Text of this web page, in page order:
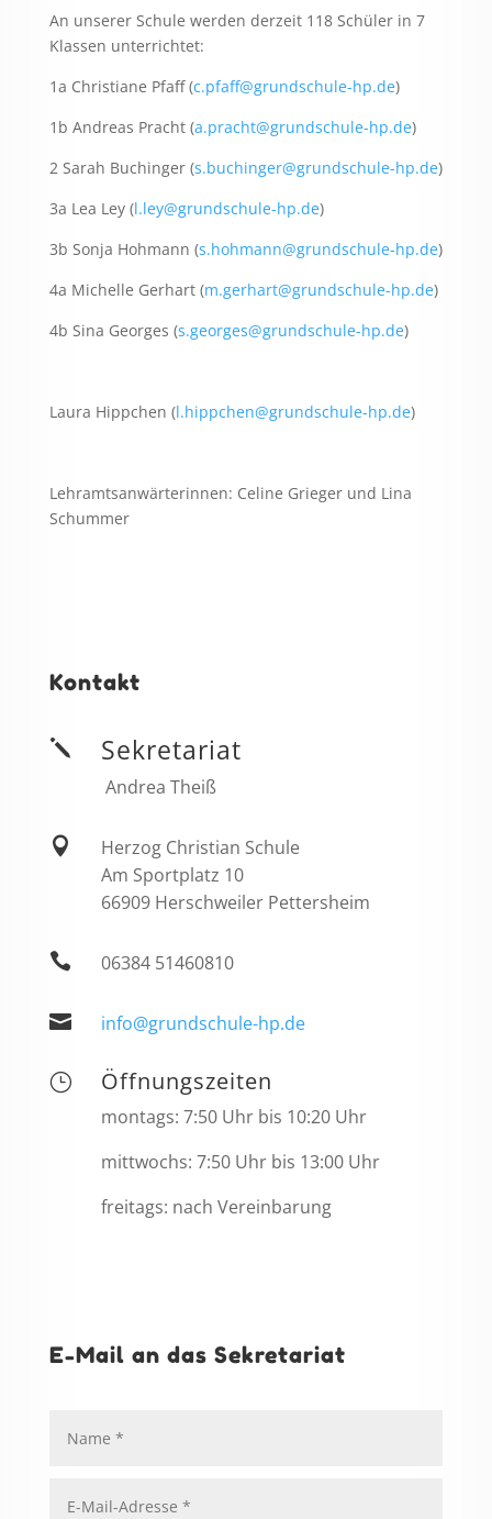
An unserer Schule werden derzeit 118 Schüler in 7
Klassen unterrichtet:
1a Christiane Pfaff (c.pfaff@grundschule-hp.de)
1b Andreas Pracht (a.pracht@grundschule-hp.de)
2 Sarah Buchinger (s.buchinger@grundschule-hp.de)
3a Lea Ley (l.ley@grundschule-hp.de)
3b Sonja Hohmann (s.hohmann@grundschule-hp.de)
4a Michelle Gerhart (m.gerhart@grundschule-hp.de)
4b Sina Georges (s.georges@grundschule-hp.de)
Laura Hippchen (l.hippchen@grundschule-hp.de)
Lehramtsanwärterinnen: Celine Grieger und Lina
Schummer
Kontakt
j Sekretariat
Andrea Theiß

Herzog Christian Schule
Am Sportplatz 10
66909 Herschweiler Pettersheim
 06384 51460810
 info@grundschule-hp.de
} Öffnungszeiten
montags: 7:50 Uhr bis 10:20 Uhr
mittwochs: 7:50 Uhr bis 13:00 Uhr
freitags: nach Vereinbarung
E-Mail an das Sekretariat